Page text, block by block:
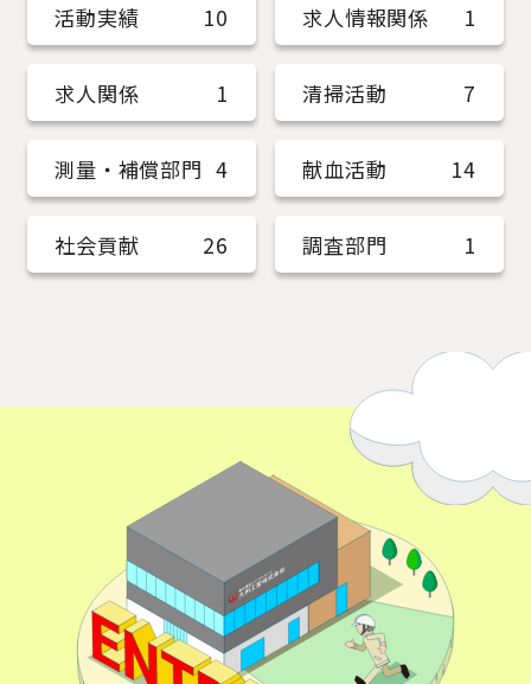
活動実績 10 求人情報関係 1
求人関係 1 清掃活動 7
測量・補償部門 4 献血活動 14
社会貢献 26 調査部門 1